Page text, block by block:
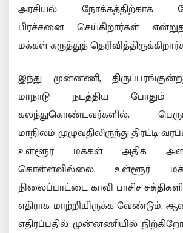
அரசியல் நோக்கத்திற்காக
பிரச்சனை செய்கிறார்கள்
மக்கள் கருத்துத்
இந்து முன்னணி,
மாநாடு நடத்திய
கலந்துகொண்டவர்களில்,
மாநிலம் முழுவதிலிருந்து திரட்டி
உள்ளூர் மக்கள் அதிக
கொள்ளவில்லை. உள்ளூர்
நிலைப்பாட்டை காவி பாசிச
எதிராக மாற்றியிருக்க வேண்டும்.
எதிர்ப்பதில் முன்னணியில்